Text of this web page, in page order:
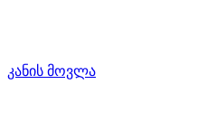
კანის მოვლა